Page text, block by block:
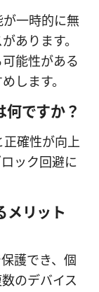
一時的に無
あります。
能性がある
します。
何ですか？
確性が向上
ック回避に
メリット
護でき、個
のデバイス